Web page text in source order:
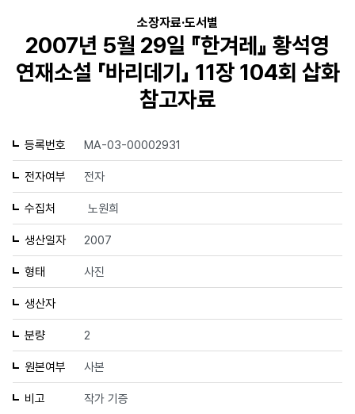
소장자료·도서별
2007년 5월 29일 『한겨레』 황석영
연재소설 「바리데기」 11장 104회 삽화
참고자료
등록번호 MA-03-00002931
전자여부 전자
수집처 노원희
생산일자 2007
형태 사진
생산자
분량 2
원본여부 사본
비고 작가 기증